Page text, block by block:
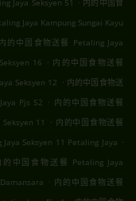
Jaya Seksyen 51
内的中国食
Jaya Kampung Sungai Kayu
内的中国食物送餐 Petaling Jaya
16 . 内的中国食物送餐
Seksyen 12 . 内的中国食物送
Pjs 52 . 内的中国食物送餐
11 . 内的中国食物送餐
Seksyen 11 Petaling Jaya .
的中国食物送餐 Petaling Jaya
. 内的中国食物送餐